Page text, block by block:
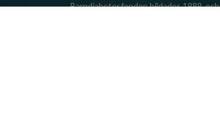
Barndiabetesfonden bildades 1989, och